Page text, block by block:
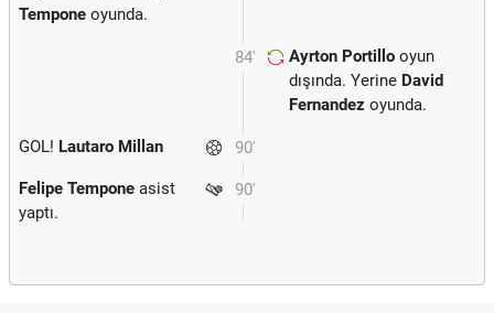
Tempone oyunda.
84' Ayrton Portillo oyun
dışında. Yerine David
Fernandez oyunda.
90'
GOL! Lautaro Millan
90'
Felipe Tempone asist
yaptı.